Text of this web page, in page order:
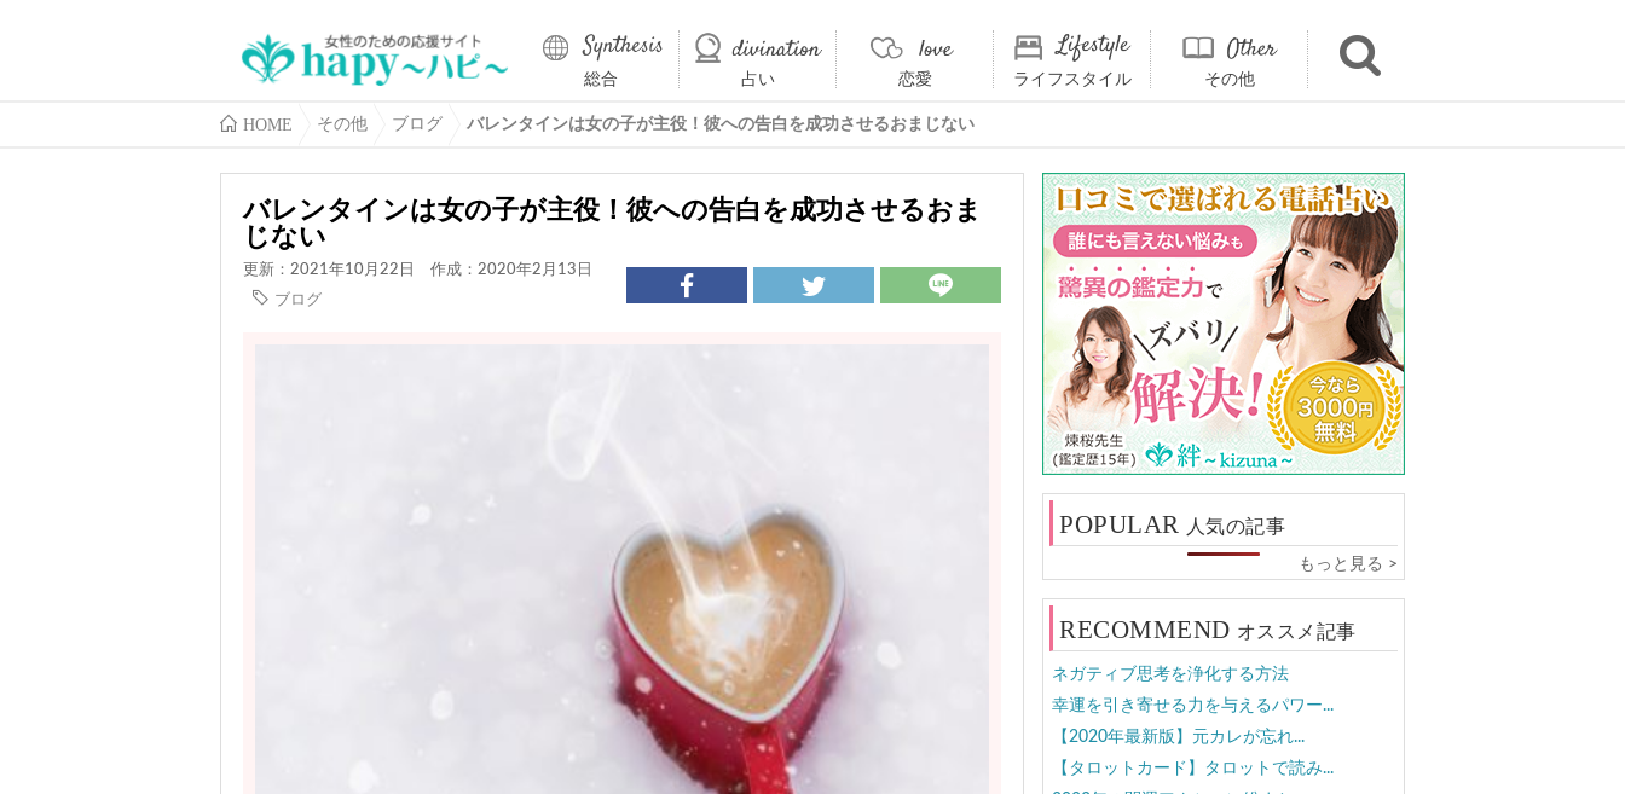
総合 占い 恋愛 ライフスタイル その他
HOME その他 ブログ バレンタインは女の子が主役！彼への告白を成功させるおまじない
バレンタインは女の子が主役！彼への告白を成功させるおま
じない
更新：2021年10月22日
作成：2020年2月13日
ブログ
POPULAR 人気の記事
もっと見る >
RECOMMEND オススメ記事
ネガティブ思考を浄化する方法
幸運を引き寄せる力を与えるパワー...
【2020年最新版】元カレが忘れ...
【タロットカード】タロットで読み...